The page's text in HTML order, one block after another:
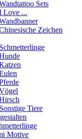
Sets
Love ...
Zeichen
Schmetterlinge
Sonstige Tiere
Motive